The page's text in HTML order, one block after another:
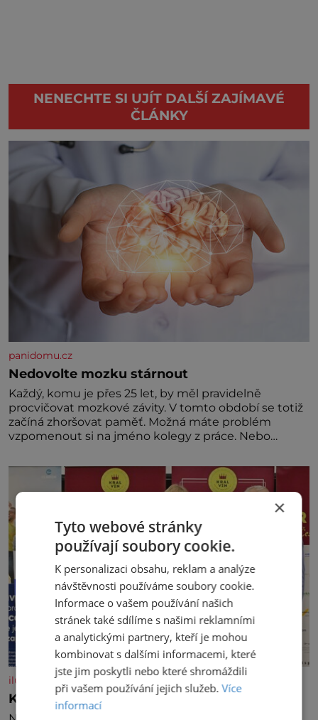
NENECHTE SI UJÍT DALŠÍ ZAJÍMAVÉ
ČLÁNKY
panidomu.cz
Nedovolte mozku stárnout
Každý, komu je přes 25 let, by měl pravidelně
procvičovat mozkové závity. V tomto období se totiž
začíná zhoršovat paměť. Možná máte problém
vzpomenout si na jméno kolegy z práce. Nebo
nedávno přečetli. Je to opravdu tak, s věkem jako
kdyby se paměť rozhodla stávkovat. Cvičte
iluxus.cz
Král vín začíná třetí dekádu
×
Tyto webové stránky
používají soubory cookie.
K personalizaci obsahu, reklam a analýze
návštěvnosti používáme soubory cookie.
Informace o vašem používání našich
stránek také sdílíme s našimi reklamními
a analytickými partnery, kteří je mohou
kombinovat s dalšími informacemi, které
jste jim poskytli nebo které shromáždili
při vašem používání jejich služeb.Více
informací